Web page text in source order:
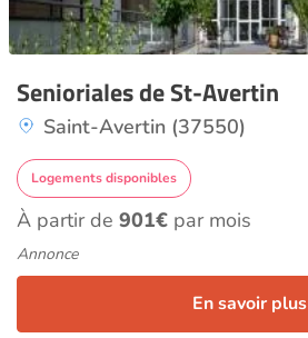
Senioriales de St-Avertin
Saint-Avertin (37550)
Logements disponibles
À partir de 901€ par mois
Annonce
En savoir plus